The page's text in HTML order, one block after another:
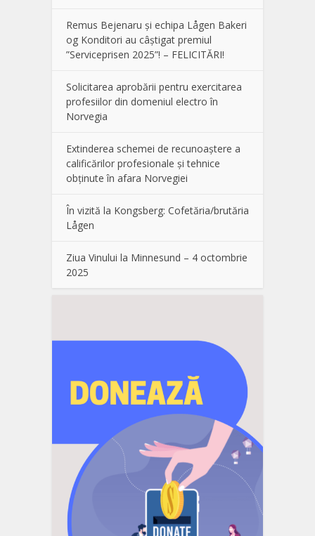
Remus Bejenaru și echipa Lågen Bakeri
og Konditori au câștigat premiul
”Serviceprisen 2025”! – FELICITĂRI!
Solicitarea aprobării pentru exercitarea
profesiilor din domeniul electro în
Norvegia
Extinderea schemei de recunoaștere a
calificărilor profesionale și tehnice
obținute în afara Norvegiei
În vizită la Kongsberg: Cofetăria/brutăria
Lågen
Ziua Vinului la Minnesund – 4 octombrie
2025